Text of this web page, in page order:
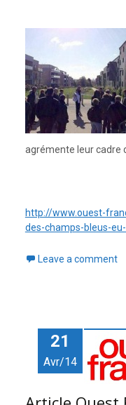
agrémente leur cadre
http://www.ouest-
des-champs-bleus-
Leave a comment
21
Avr/14